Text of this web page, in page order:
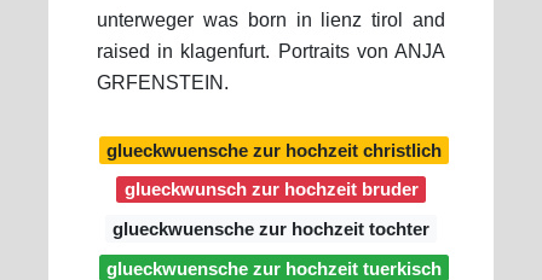
unterweger was born in lienz tirol and
raised in klagenfurt. Portraits von ANJA
GRFENSTEIN.
glueckwuensche zur hochzeit christlich
glueckwunsch zur hochzeit bruder
glueckwuensche zur hochzeit tochter
glueckwuensche zur hochzeit tuerkisch